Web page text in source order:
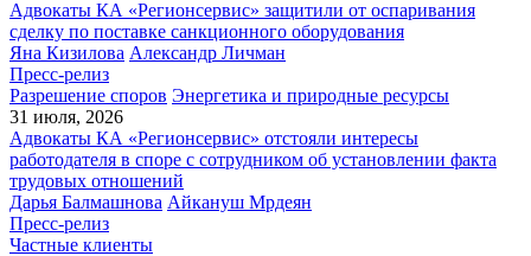
Адвокаты КА «Регионсервис» защитили от оспаривания
сделку по поставке санкционного оборудования
Яна Кизилова Александр Личман
Пресс-релиз
Разрешение споров Энергетика и природные ресурсы
31 июля, 2026
Адвокаты КА «Регионсервис» отстояли интересы
работодателя в споре с сотрудником об установлении факта
трудовых отношений
Дарья Балмашнова Айкануш Мрдеян
Пресс-релиз
Частные клиенты